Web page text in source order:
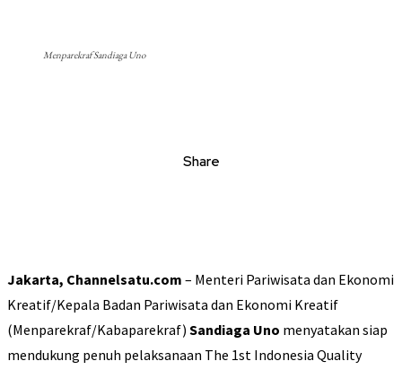
Menparekraf Sandiaga Uno
Share
Jakarta, Channelsatu.com – Menteri Pariwisata dan Ekonomi
Kreatif/Kepala Badan Pariwisata dan Ekonomi Kreatif
(Menparekraf/Kabaparekraf) Sandiaga Uno menyatakan siap
mendukung penuh pelaksanaan The 1st Indonesia Quality